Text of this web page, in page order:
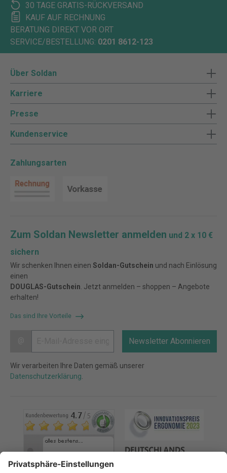
30 TAGE GRATIS-RÜCKVERSAND
KAUF AUF RECHNUNG
BERATUNG DIREKT VOR ORT
SERVICE/BESTELLUNG: 0201 8612-123
Über Soldan
Karriere
Presse
Kundenservice
Zahlungsarten
Zum Soldan Newsletter anmelden und 2 x 10 €
sichern
Wir schenken Ihnen einen Soldan-Gutschein und nach Einlösung
einen
DOUGLAS-Gutschein . Jetzt anmelden – shoppen – Angebote
erhalten!
Das sind Ihre Vorteile
Newsletter Abonnieren
Wir verarbeiten Ihre Daten gemäß unserer
Datenschutzerklärung